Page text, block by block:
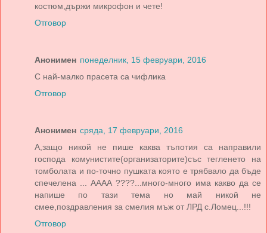
костюм,държи микрофон и чете!
Отговор
Анонимен понеделник, 15 февруари, 2016
С най-малко прасета са чифлика
Отговор
Анонимен сряда, 17 февруари, 2016
А,защо никой не пише каква тъпотия са направили
господа комунистите(организаторите)със тегленето на
томболата и по-точно пушката която е трябвало да бъде
спечелена ... АААА ????...много-много има какво да се
напише по тази тема но май никой не
смее,поздравления за смелия мъж от ЛРД с.Ломец...!!!
Отговор